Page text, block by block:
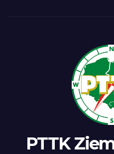
PTTK